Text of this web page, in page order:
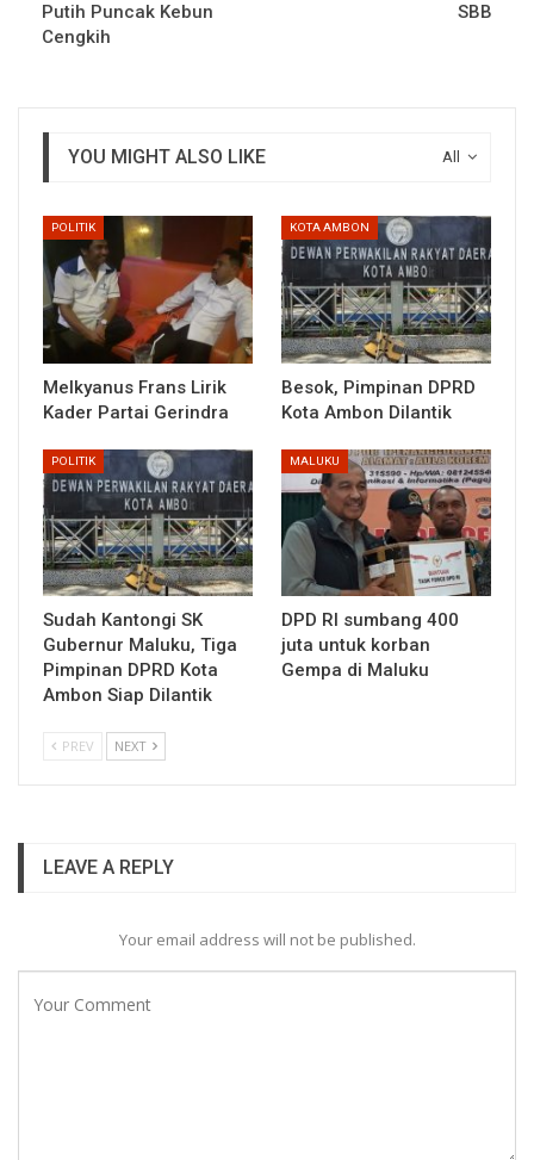
Putih Puncak Kebun
Cengkih
SBB
All
YOU MIGHT ALSO LIKE
POLITIK
Melkyanus Frans Lirik
Kader Partai Gerindra
KOTA AMBON
Besok, Pimpinan DPRD
Kota Ambon Dilantik
POLITIK
Sudah Kantongi SK
Gubernur Maluku, Tiga
Pimpinan DPRD Kota
Ambon Siap Dilantik
MALUKU
DPD RI sumbang 400
juta untuk korban
Gempa di Maluku
PREV NEXT
LEAVE A REPLY
Your email address will not be published.